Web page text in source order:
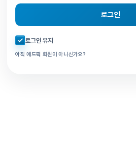
로그인
자동로그인 체크
로그인 유지
아직 애드픽 회원이 아니신가요?